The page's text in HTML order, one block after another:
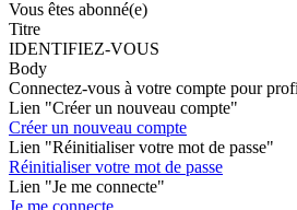
Vous êtes abonné(e)
Titre
IDENTIFIEZ-VOUS
Body
Connectez-vous à votre compte pour
Lien "Créer un nouveau compte"
Créer un nouveau compte
Lien "Réinitialiser votre mot de passe"
Réinitialiser votre mot de passe
Lien "Je me connecte"
Je me connecte